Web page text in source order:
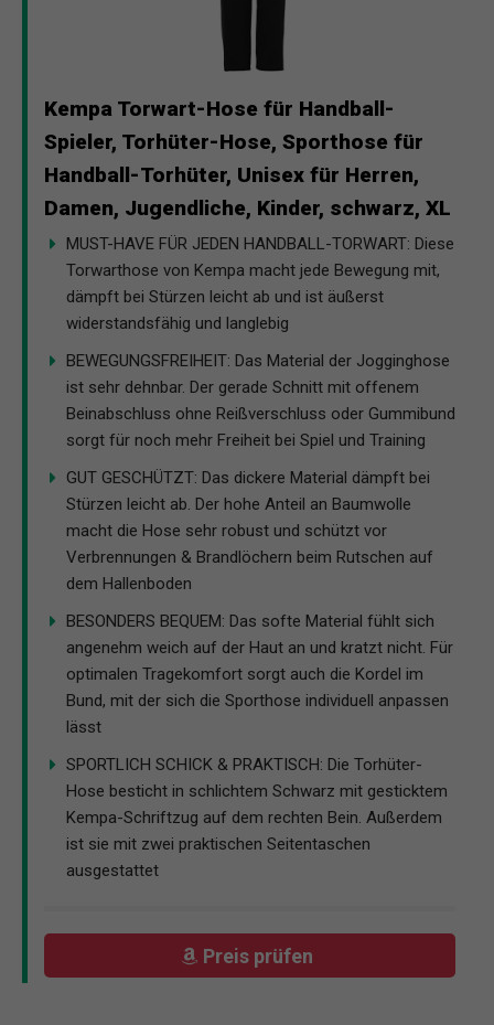
Kempa Torwart-Hose für Handball-
Spieler, Torhüter-Hose, Sporthose für
Handball-Torhüter, Unisex für Herren,
Damen, Jugendliche, Kinder, schwarz, XL
MUST-HAVE FÜR JEDEN HANDBALL-TORWART: Diese
Torwarthose von Kempa macht jede Bewegung mit,
dämpft bei Stürzen leicht ab und ist äußerst
widerstandsfähig und langlebig
BEWEGUNGSFREIHEIT: Das Material der Jogginghose
ist sehr dehnbar. Der gerade Schnitt mit offenem
Beinabschluss ohne Reißverschluss oder Gummibund
sorgt für noch mehr Freiheit bei Spiel und Training
GUT GESCHÜTZT: Das dickere Material dämpft bei
Stürzen leicht ab. Der hohe Anteil an Baumwolle
macht die Hose sehr robust und schützt vor
Verbrennungen & Brandlöchern beim Rutschen auf
dem Hallenboden
BESONDERS BEQUEM: Das softe Material fühlt sich
angenehm weich auf der Haut an und kratzt nicht. Für
optimalen Tragekomfort sorgt auch die Kordel im
Bund, mit der sich die Sporthose individuell anpassen
lässt
SPORTLICH SCHICK & PRAKTISCH: Die Torhüter-
Hose besticht in schlichtem Schwarz mit gesticktem
Kempa-Schriftzug auf dem rechten Bein. Außerdem
ist sie mit zwei praktischen Seitentaschen
ausgestattet
Preis prüfen